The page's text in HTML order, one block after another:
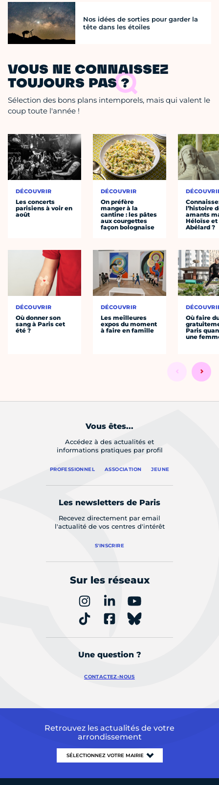
Nos idées de sorties pour garder la
tête dans les étoiles
VOUS NE CONNAISSEZ
TOUJOURS PAS ?
Sélection des bons plans intemporels, mais qui valent le
coup toute l'année !
DÉCOUVRIR
Les concerts
parisiens à voir en
août
DÉCOUVRIR
Où donner son
sang à Paris cet
été ?
DÉCOUVRIR
On préfère
manger à la
cantine : les pâtes
aux courgettes
façon bolognaise
DÉCOUVRIR
Les meilleures
expos du moment
à faire en famille
l’histoire
amants
Héloïse et
Abélard ?
Où faire
Paris
une
Vous êtes...
Accédez à des actualités et
informations pratiques par profil
PROFESSIONNEL ASSOCIATION JEUNE
Les newsletters de Paris
Recevez directement par email
l'actualité de vos centres d'intérêt
S'INSCRIRE
Sur les réseaux
Une question ?
CONTACTEZ-NOUS
Retrouvez les actualités de votre
arrondissement